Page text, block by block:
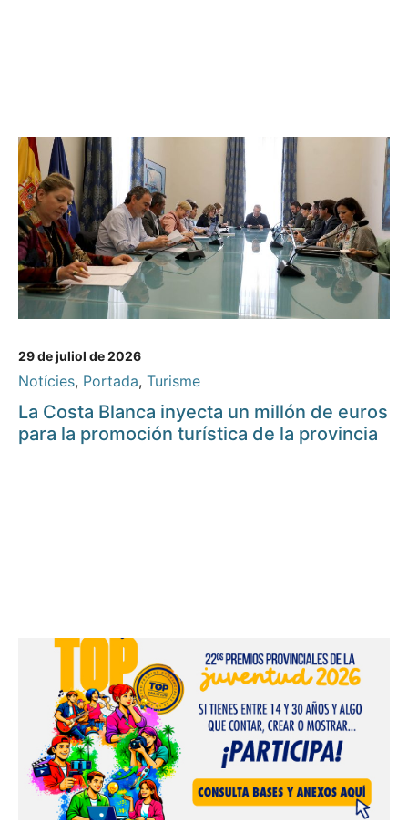
29 de juliol de 2026
Notícies, Portada, Turisme
La Costa Blanca inyecta un millón de euros
para la promoción turística de la provincia